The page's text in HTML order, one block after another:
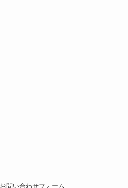
お問い合わせフォーム